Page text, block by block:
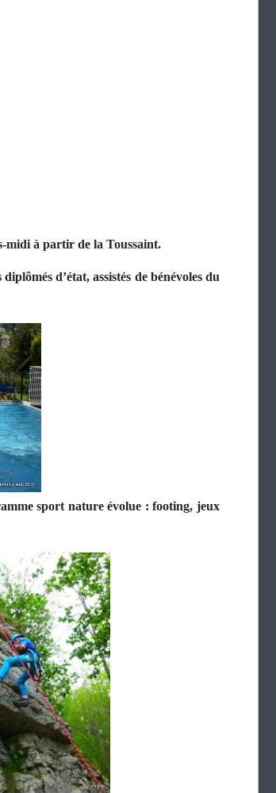
midi à partir de la Toussaint.
d’état, assistés de bénévoles du
sport nature évolue : footing, jeux